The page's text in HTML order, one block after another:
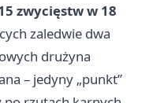
zwycięstw w 18
zaledwie dwa
drużyna
– jedyny „punkt”